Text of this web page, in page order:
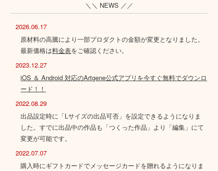
＼＼ NEWS ／／
2026.06.17
原材料の高騰により一部プロダクトの金額が変更となりました。
最新価格は料金表をご確認ください。
2023.12.27
iOS ＆ Android 対応のArtgene公式アプリを今すぐ無料でダウンロ
ード！！
2022.08.29
出品設定時に「Lサイズの出品可否」を設定できるようになりま
した。すでに出品中の作品も「つくった作品」より「編集」にて
変更が可能です。
2022.07.07
購入時にギフトカードでメッセージカードを贈れるようになりま